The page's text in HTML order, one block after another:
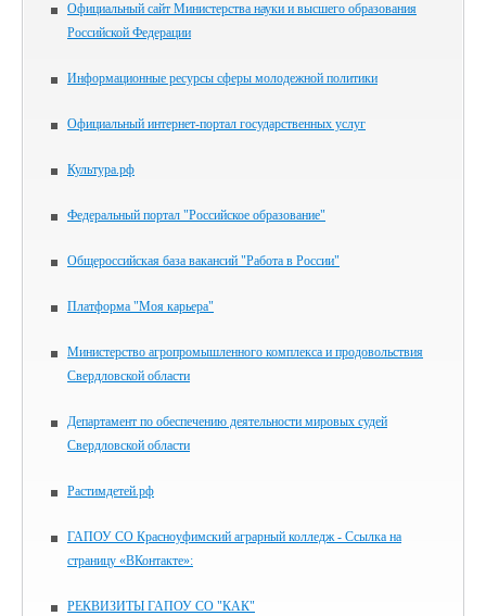
Официальный сайт Министерства науки и высшего образования
Российской Федерации
Информационные ресурсы сферы молодежной политики
Официальный интернет-портал государственных услуг
Культура.рф
Федеральный портал "Российское образование"
Общероссийская база вакансий "Работа в России"
Платформа "Моя карьера"
Министерство агропромышленного комплекса и продовольствия
Свердловской области
Департамент по обеспечению деятельности мировых судей
Свердловской области
Растимдетей.рф
ГАПОУ СО Красноуфимский аграрный колледж - Ссылка на
страницу «ВКонтакте»:
РЕКВИЗИТЫ ГАПОУ СО "КАК"